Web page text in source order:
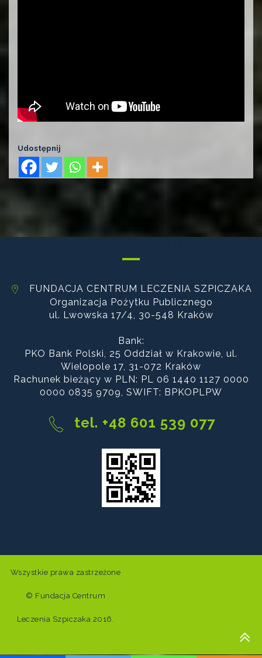
Udostępnij
FUNDACJA CENTRUM LECZENIA SZPICZAKA
Organizacja Pożytku Publicznego
ul. Lwowska 17/4, 30-548 Kraków
Bank:
PKO Bank Polski, 25 Oddział w Krakowie, ul.
Wielopole 17, 31-072 Kraków
Rachunek bieżący w PLN: PL 06 1440 1127 0000
0000 0835 9709, SWIFT: BPKOPLPW
tel. +48 601 539 077
Wszystkie prawa zastrzeżone
© Fundacja Centrum
Leczenia Szpiczaka 2016.